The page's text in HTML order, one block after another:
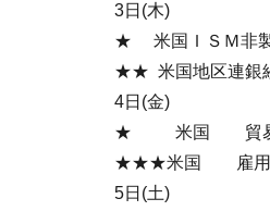
3日(木)
★ 米国ＩＳＭ非
★★ 米国地区連銀
4日(金)
★ 米国 貿易収
★★★米国 雇用統
5日(土)